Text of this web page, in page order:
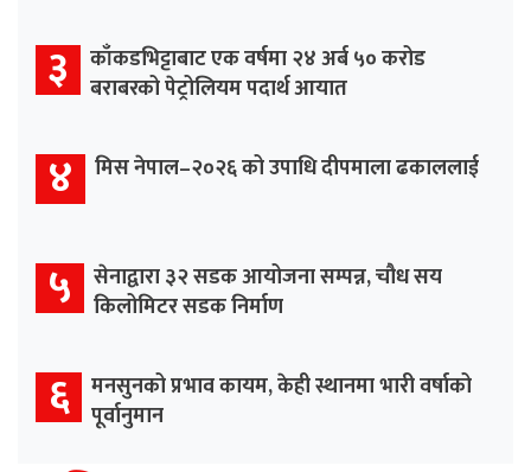
३
काँकडभिट्टाबाट एक वर्षमा २४ अर्ब ५० करोड
बराबरको पेट्रोलियम पदार्थ आयात
४ मिस नेपाल–२०२६ को उपाधि दीपमाला ढकाललाई
५
सेनाद्वारा ३२ सडक आयोजना सम्पन्न, चौध सय
किलोमिटर सडक निर्माण
६ मनसुनको प्रभाव कायम, केही स्थानमा भारी वर्षाको
पूर्वानुमान